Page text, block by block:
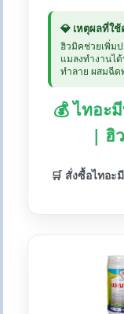
💎 เหตุผลที่ใ
ฮิวมิคช่วยเพิ่ม
แมลงทำงานไ
ทำลาย ผสมฉี
💰 ไทอะ
| ฮิ
🛒 สั่งซื้อไทอะ